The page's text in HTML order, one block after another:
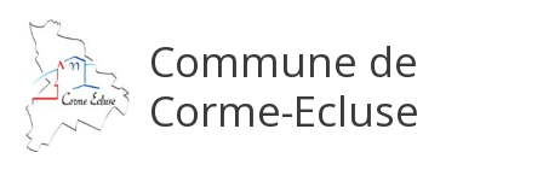
Commune de
Corme-Ecluse